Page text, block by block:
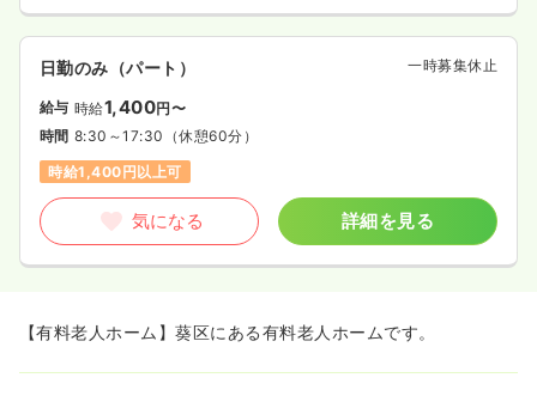
日勤のみ（パート） 一時募集休止
給与 時給1,400円〜
時間 8:30～17:30 （休憩60分）
時給1,400円以上可
気になる 詳細を見る
【有料老人ホーム】葵区にある有料老人ホームです。